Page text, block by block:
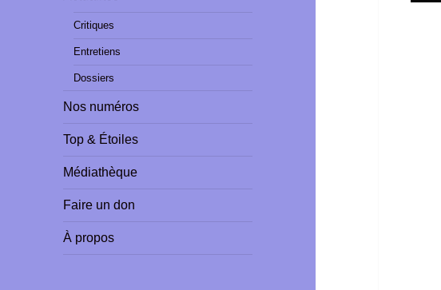
Critiques
Entretiens
Dossiers
Nos numéros
Top & Étoiles
Médiathèque
Faire un don
À propos